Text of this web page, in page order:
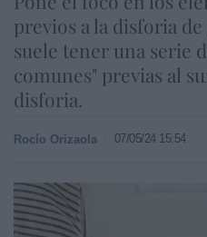
previos a la disforia
suele tener una serie
comunes" previas al
disforia.
Rocío Orizaola 07/05/24 15:54